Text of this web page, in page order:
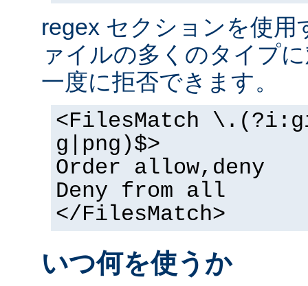
regex セクションを使
ァイルの多くのタイプ
一度に拒否できます。
<FilesMatch
g|png)$>
Order allow,deny
Deny from all
</FilesMatch>
いつ何を使うか